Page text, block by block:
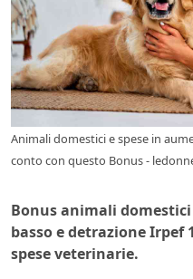
Animali domestici e spese in
conto con questo Bonus -
Bonus animali
basso e detrazione Irpef
spese veterinarie.